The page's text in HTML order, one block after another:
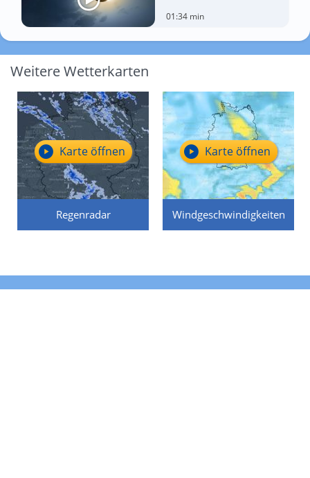
Mittwoch?
01:34 min
Weitere Wetterkarten
Regenradar
Karte öffnen
Windgeschwindigkeiten
Karte öffnen